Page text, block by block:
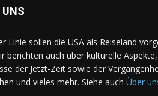
UNS
Linie sollen die USA als Reiseland
berichten auch über kulturelle
der Jetzt-Zeit sowie der
und vieles mehr. Siehe auch Über